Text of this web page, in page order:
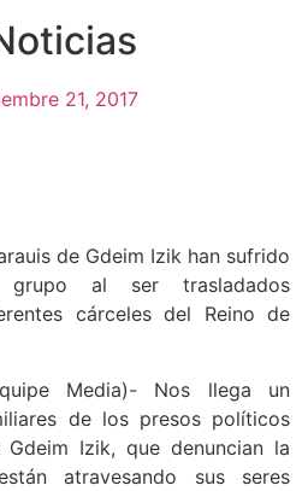
21, 2017
de Gdeim Izik han sufrido
al ser trasladados
cárceles del Reino de
Media)- Nos llega un
de los presos políticos
Izik, que denuncian la
atravesando sus seres